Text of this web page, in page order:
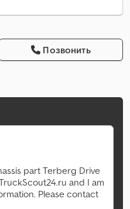
Позвонить